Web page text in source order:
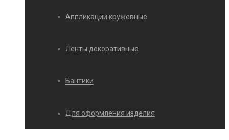
Аппликации кружевные
Ленты декоративные
Бантики
Для оформления изделия